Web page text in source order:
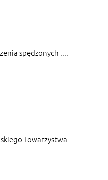
spędzonych ....
Towarzystwa